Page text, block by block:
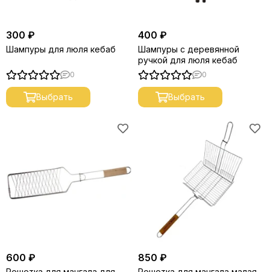
300 ₽
Шампуры для люля кебаб
0
Выбрать
400 ₽
Шампуры с деревянной
ручкой для люля кебаб
0
Выбрать
600 ₽ 850 ₽